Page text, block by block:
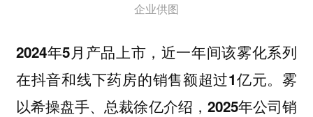
企业供图
2024年5月产品上市，近一年间该雾化系列
在抖音和线下药房的销售额超过1亿元。雾
以希操盘手、总裁徐亿介绍，2025年公司销